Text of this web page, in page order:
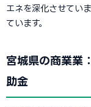
エネを深化させてい
ています。
宮城県の商業業
助金